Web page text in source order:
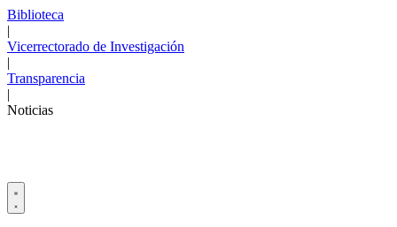
Ir
al
contenido
Biblioteca
|
Vicerrectorado de Investigación
|
Transparencia
|
Noticias